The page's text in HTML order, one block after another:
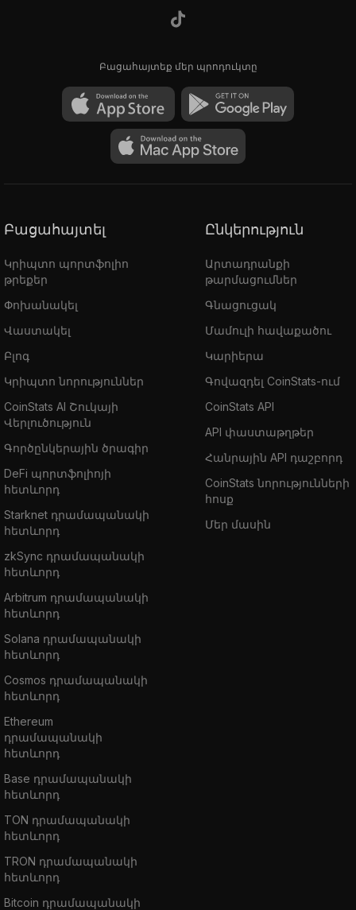
Բացահայտեք մեր պրոդուկտը
Բացահայտել
Կրիպտո պորտֆոլիո
թրեքեր
Փոխանակել
Վաստակել
Բլոգ
Կրիպտո նորություններ
CoinStats AI Շուկայի
Վերլուծություն
Գործընկերային ծրագիր
DeFi պորտֆոլիոյի
հետևորդ
Starknet դրամապանակի
հետևորդ
zkSync դրամապանակի
հետևորդ
Arbitrum դրամապանակի
հետևորդ
Solana դրամապանակի
հետևորդ
Cosmos դրամապանակի
հետևորդ
Ethereum
դրամապանակի
հետևորդ
Base դրամապանակի
հետևորդ
TON դրամապանակի
հետևորդ
TRON դրամապանակի
հետևորդ
Bitcoin դրամապանակի
Ընկերություն
Արտադրանքի
թարմացումներ
Գնացուցակ
Մամուլի հավաքածու
Կարիերա
Գովազդել CoinStats-ում
CoinStats API
API փաստաթղթեր
Հանրային API դաշբորդ
CoinStats նորությունների
հոսք
Մեր մասին